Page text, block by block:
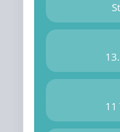
11